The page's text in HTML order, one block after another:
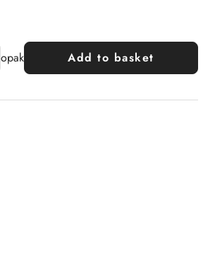
opak Add to basket